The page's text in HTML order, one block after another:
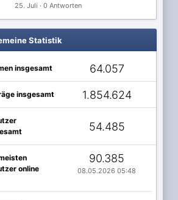
25. Juli · 0 Antworten
Statistik
insgesamt 64.057
insgesamt 1.854.624
54.485
online
90.385
08.05.2026 05:48